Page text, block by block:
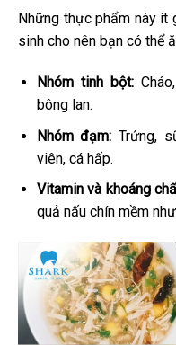
Những thực phẩm này ít
sinh cho nên bạn có thể
Nhóm tinh bột:
bông lan.
Nhóm đạm: Trứng,
viên, cá hấp.
Vitamin và khoáng
quả nấu chín mềm